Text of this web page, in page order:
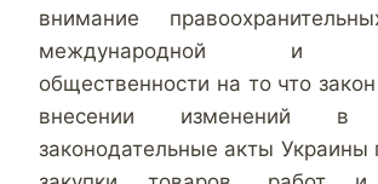
внимание
международной и
общественности на то что
внесении изменений в
законодательные акты Украины